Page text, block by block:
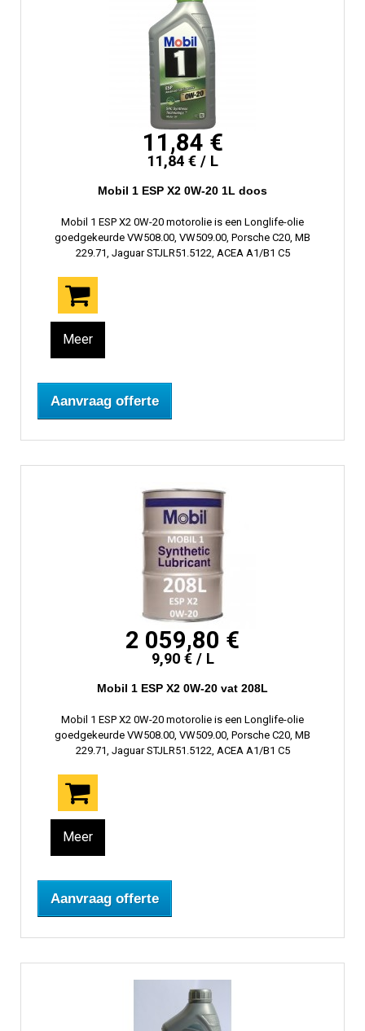
11,84 €
11,84 € / L
Mobil 1 ESP X2 0W-20 1L doos
Mobil 1 ESP X2 0W-20 motorolie is een Longlife-olie
goedgekeurde VW508.00, VW509.00, Porsche C20, MB
229.71, Jaguar STJLR51.5122, ACEA A1/B1 C5
Meer
Aanvraag offerte
2 059,80 €
9,90 € / L
Mobil 1 ESP X2 0W-20 vat 208L
Mobil 1 ESP X2 0W-20 motorolie is een Longlife-olie
goedgekeurde VW508.00, VW509.00, Porsche C20, MB
229.71, Jaguar STJLR51.5122, ACEA A1/B1 C5
Meer
Aanvraag offerte